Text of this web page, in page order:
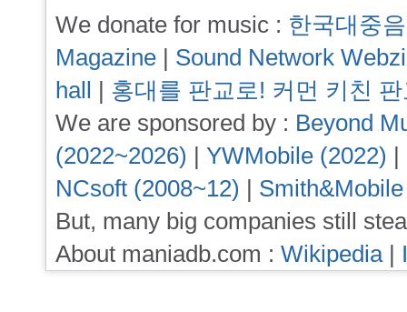
We donate for music : 한국대중
Magazine | Sound Network
hall | 홍대를 판교로! 커먼 키친
We are sponsored by : Beyond
(2022~2026) | YWMobile (2022) |
NCsoft (2008~12) |
But, many big companies still
About maniadb.com : Wikipedia|